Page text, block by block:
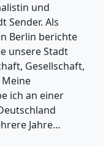
und
Sender. Als
Berlin berichte
unsere Stadt
Gesellschaft,
ich an einer
Jahre...